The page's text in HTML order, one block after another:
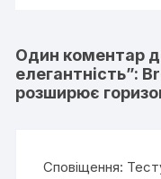
Один коментар
елегантність”:
розширює
Сповіщення: